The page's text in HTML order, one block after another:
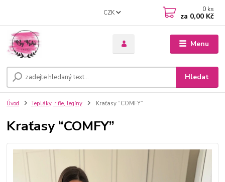
Menu
CZK
Hledat
0 ks
za 0,00 Kč
Úvod Tepláky, rifle, legíny Kraťasy “COMFY”
Kraťasy “COMFY”